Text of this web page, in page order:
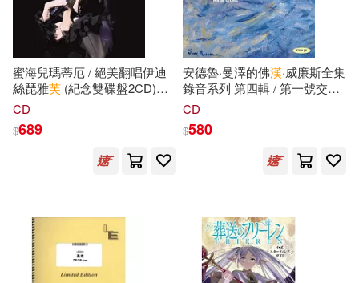
蔡立宏(67) ころすけ(64)
劉珣(59)
說詞解字辭書研究中心(59)
（日）尾田榮一郎(58)
本書編委會編(54)
中國社會科學出版社(515)
上海古籍出版社(512)
大連海事大學出版社(468)
世界圖書出版公司北京公司(464)
廣西師範大學出版社(453)
上海辭書出版社(451)
電子書 (可複選)
適合手機平板閱讀(2748)
其他 (可複選)
蜜海兒瑪蒂厄 / 絕美翻唱伊迪
絲琵雅芙 (紀念雙碟盤2CD)
(Mireille Mathieu / Mireille
CD
$689
安德魯·曼澤的佛漢·威廉斯全集
錄音系列 第四輯 / 第一號交響
曲”海
Complete Recording Vol.4 / A
Sea Symphony & The Lark
CD
$580